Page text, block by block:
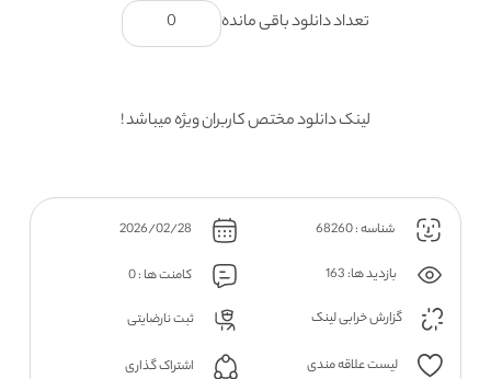
تعداد دانلود باقی مانده 0
لینک دانلود مختص کاربران ویژه میباشد !
شناسه : 68260
بازدید ها: 163
کامنت ها : 0
گزارش خرابی لینک
ثبت نارضایتی
لیست علاقه مندی اشتراک گذاری